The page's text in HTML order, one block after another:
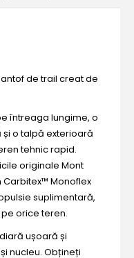
de trail creat de
întreaga lungime, o
o talpă exterioară
tehnic rapid.
originale Mont
Monoflex
suplimentară,
orice teren.
ușoară și
nucleu. Obțineți